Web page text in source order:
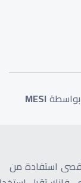
MESI
استفادة من